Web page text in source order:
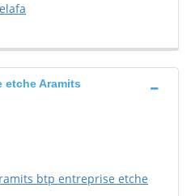
etche Aramits
btp entreprise etche